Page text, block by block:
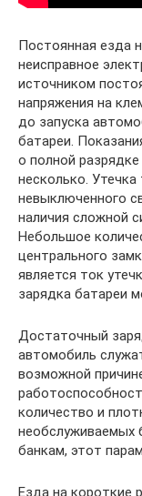
Постоянная езда
неисправное
источником
напряжения на
до запуска
батареи.
о полной
несколько.
невыключенного
наличия сложной
Небольшое
центрального
является ток
зарядка батареи
Достаточный
автомобиль
возможной
количество и
необслуживаемых
банкам, этот
Езда на короткие